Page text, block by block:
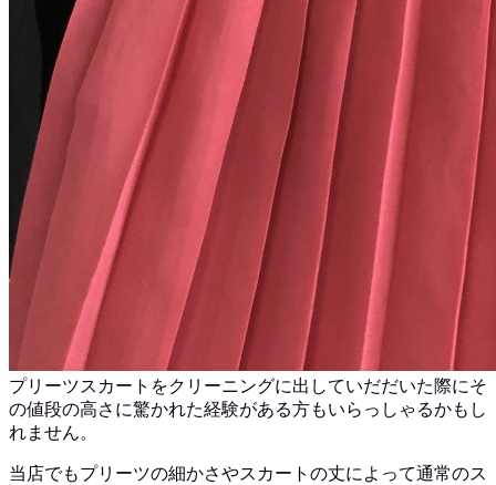
プリーツスカートをクリーニングに出していだだいた際にそ
の値段の高さに驚かれた経験がある方もいらっしゃるかもし
れません。
当店でもプリーツの細かさやスカートの丈によって通常のス